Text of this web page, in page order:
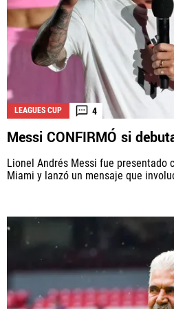
LEAGUES CUP 4
Messi CONFIRMÓ si
Lionel Andrés Messi fue presentado
Miami y lanzó un mensaje que